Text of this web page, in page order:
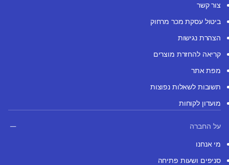
צור קשר
ביטול עסקת מכר מרחוק
הצהרת נגישות
קריאה להחזרת מוצרים
מפת אתר
תשובות לשאלות נפוצות
מועדון לקוחות
על החברה
מי אנחנו
סניפים ושעות פתיחה